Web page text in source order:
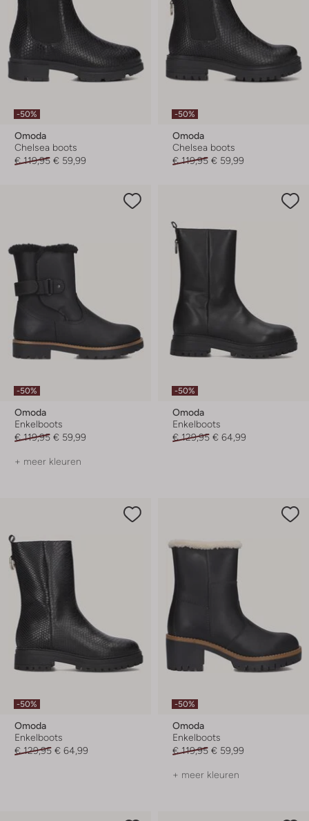
-50%
Omoda
Chelsea boots
€ 119,95 € 59,99
-50%
Omoda
Chelsea boots
€ 119,95 € 59,99
-50%
Omoda
Enkelboots
€ 119,95 € 59,99
+ meer kleuren
-50%
Omoda
Enkelboots
€ 129,95 € 64,99
-50%
Omoda
Enkelboots
€ 129,95 € 64,99
-50%
Omoda
Enkelboots
€ 119,95 € 59,99
+ meer kleuren